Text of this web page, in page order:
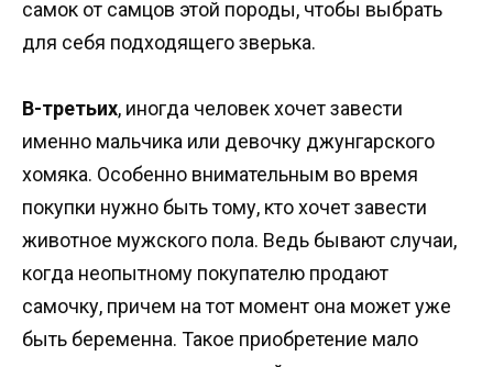
самок от самцов этой породы, чтобы выбрать
для себя подходящего зверька.
В-третьих, иногда человек хочет завести
именно мальчика или девочку джунгарского
хомяка. Особенно внимательным во время
покупки нужно быть тому, кто хочет завести
животное мужского пола. Ведь бывают случаи,
когда неопытному покупателю продают
самочку, причем на тот момент она может уже
быть беременна. Такое приобретение мало